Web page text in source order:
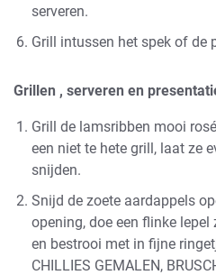
serveren.
Grill intussen het spek of de
Grillen , serveren en
Grill de lamsribben mooi
een niet te hete grill, laat ze
snijden.
Snijd de zoete aardappels
opening, doe een flinke
en bestrooi met in fijne
CHILLIES GEMALEN,